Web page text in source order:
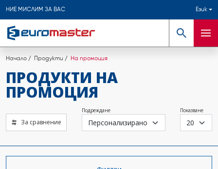
НИЕ МИСЛИМ ЗА ВАС Език
Търсене
Начало Продукти На промоция
ПРОДУКТИ НА
ПРОМОЦИЯ
За сравнение
Подреждане Показване